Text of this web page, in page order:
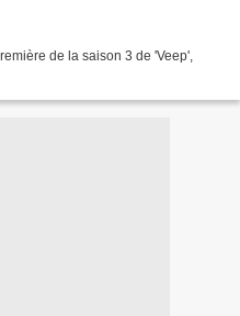
de la saison 3 de 'Veep',